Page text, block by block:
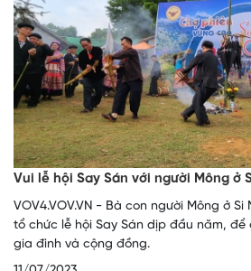
Vui lễ hội Say Sán với người Mông ở
VOV4.VOV.VN - Bà con người Mông ở
tổ chức lễ hội Say Sán dịp đầu năm,
gia đình và cộng đồng.